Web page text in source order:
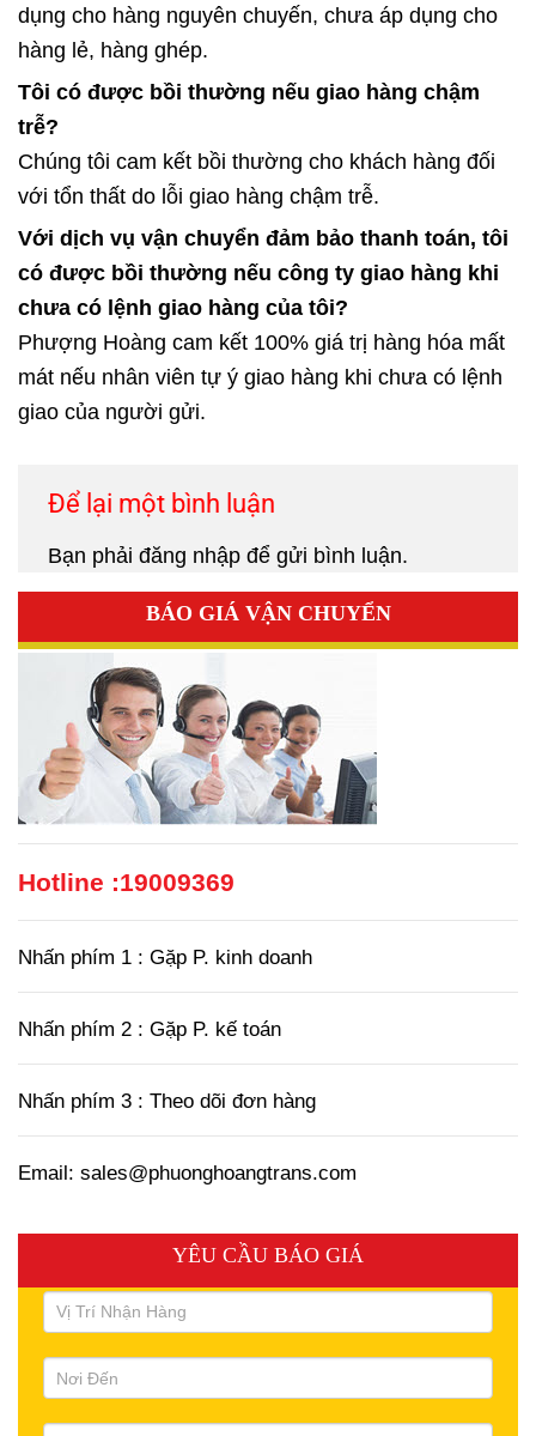
dụng cho hàng nguyên chuyến, chưa áp dụng cho
hàng lẻ, hàng ghép.
Tôi có được bồi thường nếu giao hàng chậm
trễ?
Chúng tôi cam kết bồi thường cho khách hàng đối
với tổn thất do lỗi giao hàng chậm trễ.
Với dịch vụ vận chuyển đảm bảo thanh toán, tôi
có được bồi thường nếu công ty giao hàng khi
chưa có lệnh giao hàng của tôi?
Phượng Hoàng cam kết 100% giá trị hàng hóa mất
mát nếu nhân viên tự ý giao hàng khi chưa có lệnh
giao của người gửi.
Để lại một bình luận
Bạn phải đăng nhập để gửi bình luận.
BÁO GIÁ VẬN CHUYỂN
Hotline :19009369
Nhấn phím 1 : Gặp P. kinh doanh
Nhấn phím 2 : Gặp P. kế toán
Nhấn phím 3 : Theo dõi đơn hàng
Email: sales@phuonghoangtrans.com
YÊU CẦU BÁO GIÁ